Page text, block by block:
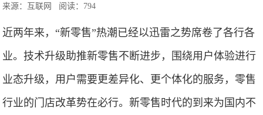
来源：互联网 阅读：794
近两年来，“新零售”热潮已经以迅雷之势席卷了各行各
业。技术升级助推新零售不断进步，围绕用户体验进行
业态升级，用户需要更差异化、更个体化的服务，零售
行业的门店改革势在必行。新零售时代的到来为国内不